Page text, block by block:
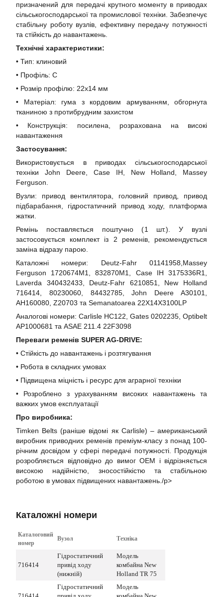
призначений для передачі крутного моменту в приводах
сільськогосподарської та промислової техніки. Забезпечує
стабільну роботу вузлів, ефективну передачу потужності
та стійкість до навантажень.
Технічні характеристики:
• Тип: клиновий
• Профіль: C
• Розмір профілю: 22х14 мм
• Матеріал: гума з кордовим армуванням, обгорнута
тканиною з протибрудним захистом
• Конструкція: посилена, розрахована на високі
навантаження
Застосування:
Використовується в приводах сільськогосподарської
техніки John Deere, Case IH, New Holland, Massey
Ferguson.
Вузли: привод вентилятора, головний привод, привод
підбарабання, гідростатичний привод ходу, платформа
жатки.
Ремінь поставляється поштучно (1 шт.). У вузлі
застосовується комплект із 2 ременів, рекомендується
заміна відразу парою.
Каталожні номери: Deutz-Fahr 01141958,Massey
Ferguson 1720674M1, 832870M1, Case IH 3175336R1,
Laverda 340432433, Deutz-Fahr 6210851, New Holland
716414, 80230060, 84432785, John Deere A30101,
AH160080, Z20703 та Semanatoarea 22X14X3100LP
Аналогові номери: Carlisle HC122, Gates 0202235, Optibelt
AP1000681 та ASAE 211.4 22F3098
Переваги ременів SUPER AG-DRIVE:
• Стійкість до навантажень і розтягування
• Робота в складних умовах
• Підвищена міцність і ресурс для аграрної техніки
• Розроблено з урахуванням високих навантажень та
важких умов експлуатації
Про виробника:
Timken Belts (раніше відомі як Carlisle) – американський
виробник приводних ременів преміум-класу з понад 100-
річним досвідом у сфері передачі потужності. Продукція
розробляється відповідно до вимог OEM і відрізняється
високою надійністю, зносостійкістю та стабільною
роботою в умовах підвищених навантажень./p>
Каталожні номери
Каталоговий
номер
Вузол Техніка
716414
Гідростатичний
привід ходу
(нижній)
Модель
комбайна New
Holland TR 75
Гідростатичний
Модель